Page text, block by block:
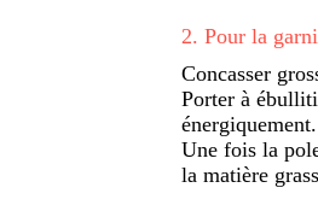
2. Pour la
Concasser
Porter à
Une fois la
la matière